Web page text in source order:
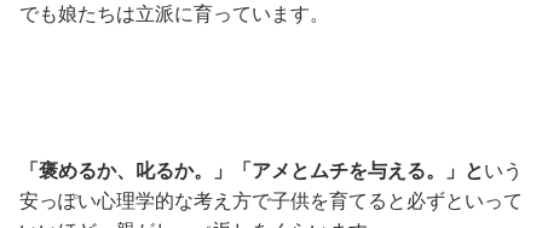
でも娘たちは立派に育っています。
「褒めるか、叱るか。」「アメとムチを与える。」という
安っぽい心理学的な考え方で子供を育てると必ずといって